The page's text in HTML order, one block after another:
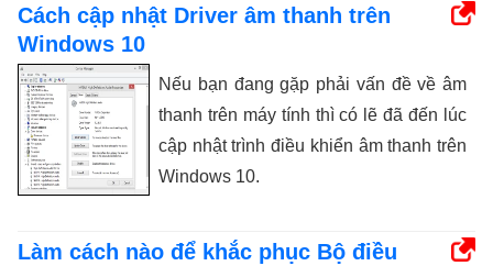
Cách cập nhật Driver âm thanh trên
Windows 10
Nếu bạn đang gặp phải vấn đề về âm
thanh trên máy tính thì có lẽ đã đến lúc
cập nhật trình điều khiển âm thanh trên
Windows 10.
Làm cách nào để khắc phục Bộ điều